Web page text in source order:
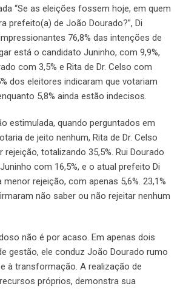
“Se as eleições fossem hoje, em quem
prefeito(a) de João Dourado?”, Di
76,8% das intenções de
está o candidato Juninho, com 9,9%,
com 3,5% e Rita de Dr. Celso com
dos eleitores indicaram que votariam
5,8% ainda estão indecisos.
estimulada, quando perguntados em
de jeito nenhum, Rita de Dr. Celso
totalizando 35,5%. Rui Dourado
com 16,5%, e o atual prefeito Di
rejeição, com apenas 5,6%. 23,1%
não saber ou não rejeitar nenhum
não é por acaso. Em apenas dois
gestão, ele conduz João Dourado rumo
à transformação. A realização de
próprios, demonstra sua